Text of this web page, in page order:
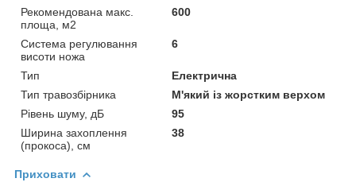
Рекомендована макс.
площа, м2
600
Система регулювання
висоти ножа
6
Тип
Електрична
Тип травозбірника
М'який із жорстким верхом
Рівень шуму, дБ
95
Ширина захоплення
(прокоса), см
38
Приховати